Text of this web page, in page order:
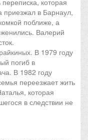
которая
приезжал в Барнаул,
поближе, а
Валерий
В 1979 году
погиб в
В 1982 году
переезжает жить
которая
в следствии не